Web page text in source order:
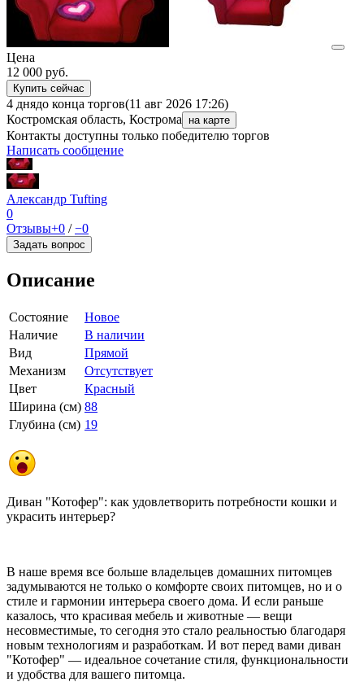
Цена
12 000 руб.
Купить сейчас
4 днядо конца торгов(11 авг 2026 17:26)
Костромская область, Кострома
на карте
Контакты доступны только победителю торгов
Написать сообщение
Александр Tufting
0
Отзывы+0 /−0
Задать вопрос
Описание
Состояние
Новое
Наличие
В наличии
Вид
Прямой
Механизм
Отсутствует
Цвет
Красный
Ширина (см) 88
Глубина (см) 19
Диван "Котофер": как удовлетворить потребности кошки и
украсить интерьер?
В наше время все больше владельцев домашних питомцев
задумываются не только о комфорте своих питомцев, но и о
стиле и гармонии интерьера своего дома. И если раньше
казалось, что красивая мебель и животные — вещи
несовместимые, то сегодня это стало реальностью благодаря
новым технологиям и разработкам. И вот перед вами диван
"Котофер" — идеальное сочетание стиля, функциональности
и удобства для вашего питомца.